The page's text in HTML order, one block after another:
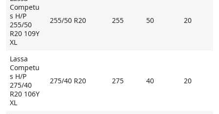
Competu
s H/P
255/50
R20 109Y
XL
255/50 R20 255 50 20
Lassa
Competu
s H/P
275/40
R20 106Y
XL
275/40 R20 275 40 20